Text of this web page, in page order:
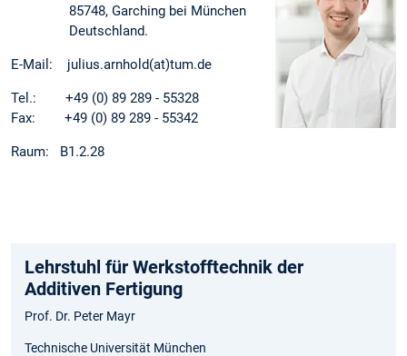
85748, Garching bei München
Deutschland.
E-Mail: julius.arnhold(at)tum.de
Tel.: +49 (0) 89 289 - 55328
Fax: +49 (0) 89 289 - 55342
Raum: B1.2.28
Lehrstuhl für Werkstofftechnik der
Additiven Fertigung
Prof. Dr. Peter Mayr
Technische Universität München